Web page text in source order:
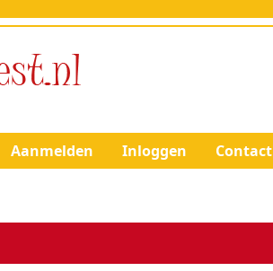
Aanmelden Inloggen Contact